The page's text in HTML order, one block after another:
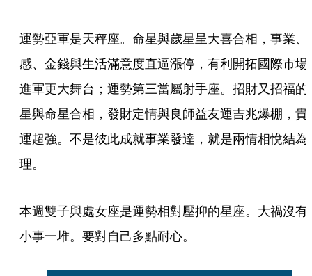
運勢亞軍是天秤座。命星與歲星呈大喜合相，事業、
感、金錢與生活滿意度直逼漲停，有利開拓國際市場
進軍更大舞台；運勢第三當屬射手座。招財又招福的
星與命星合相，發財定情與良師益友運吉兆爆棚，貴
運超強。不是彼此成就事業發達，就是兩情相悅結為
理。
本週雙子與處女座是運勢相對壓抑的星座。大禍沒有
小事一堆。要對自己多點耐心。